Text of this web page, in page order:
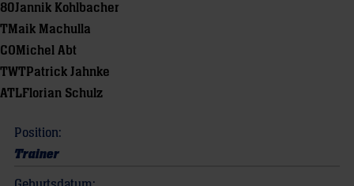
80Jannik Kohlbacher
TMaik Machulla
COMichel Abt
TWTPatrick Jahnke
ATLFlorian Schulz
Position:
Trainer